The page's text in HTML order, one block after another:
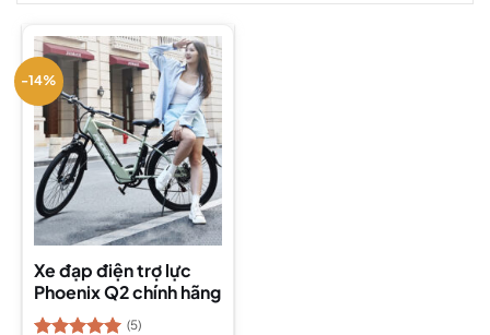
-14%
Xe đạp điện trợ lực
Phoenix Q2 chính hãng
(5)